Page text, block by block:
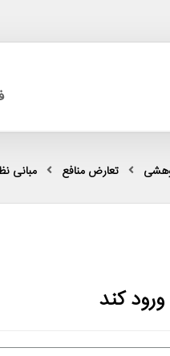
تعارض منافع مبانی
کند